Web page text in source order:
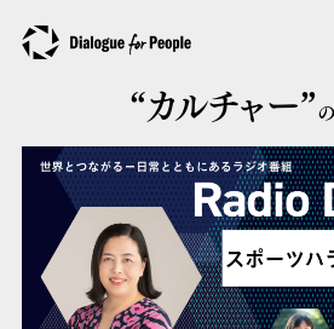
“カルチャー”